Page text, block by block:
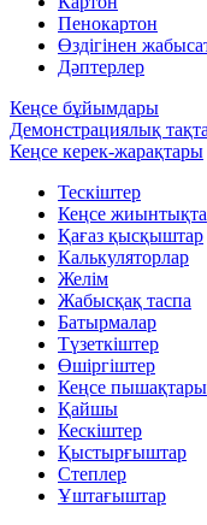
Пенокартон
Өздігінен
Дәптерлер
Кеңсе бұйымдары
Демонстрациялық
Кеңсе керек-жарақтары
Тескіштер
Кеңсе
Қағаз қысқыштар
Калькуляторлар
Желім
Жабысқақ таспа
Батырмалар
Түзеткіштер
Өшіргіштер
Кеңсе пышақтары
Қайшы
Кескіштер
Қыстырғыштар
Степлер
Ұштағыштар